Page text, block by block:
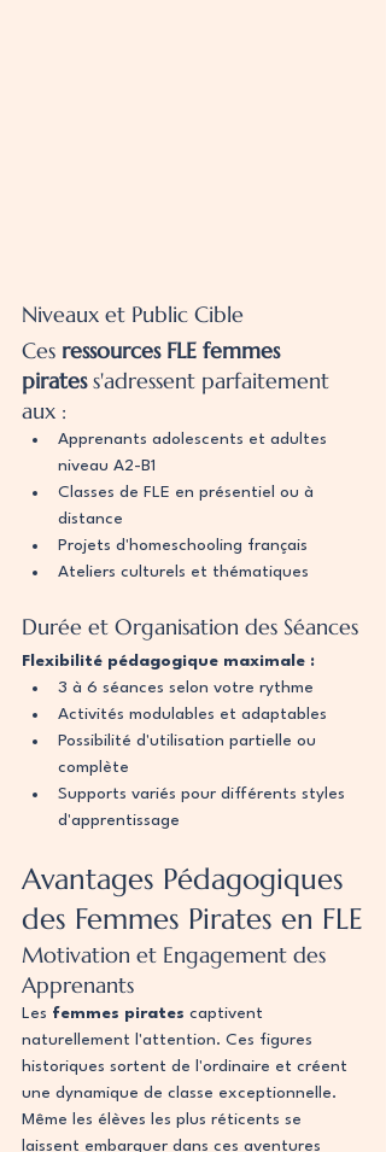
Niveaux et Public Cible
Ces ressources FLE femmes
pirates s'adressent parfaitement
aux :
Apprenants adolescents et adultes
niveau A2-B1
Classes de FLE en présentiel ou à
distance
Projets d'homeschooling français
Ateliers culturels et thématiques
Durée et Organisation des Séances
Flexibilité pédagogique maximale :
3 à 6 séances selon votre rythme
Activités modulables et adaptables
Possibilité d'utilisation partielle ou
complète
Supports variés pour différents styles
d'apprentissage
Avantages Pédagogiques
des Femmes Pirates en FLE
Motivation et Engagement des
Apprenants
Les femmes pirates captivent
naturellement l'attention. Ces figures
historiques sortent de l'ordinaire et créent
une dynamique de classe exceptionnelle.
Même les élèves les plus réticents se
laissent embarquer dans ces aventures